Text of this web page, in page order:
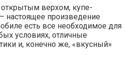
верхом, купе-
настоящее произведение
есть все необходимое для
условиях, отличные
и, конечно же, «вкусный»